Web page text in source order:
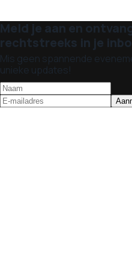
Meld je aan en
rechtstreeks in je
Mis geen spannende
unieke updates!